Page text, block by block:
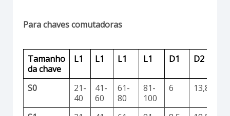
Para chaves comutadoras
Tamanho
da chave
L1 L1 L1 L1 D1 D2
S0
21-
40
41-
60
61-
80
81-
100
6 13,8